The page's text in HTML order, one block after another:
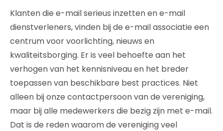
Klanten die e-mail serieus inzetten en e-mail
dienstverleners, vinden bij de e-mail associatie een
centrum voor voorlichting, nieuws en
kwaliteitsborging. Er is veel behoefte aan het
verhogen van het kennisniveau en het breder
toepassen van beschikbare best practices. Niet
alleen bij onze contactpersoon van de vereniging,
maar bij alle medewerkers die bezig zijn met e-mail.
Dat is de reden waarom de vereniging veel